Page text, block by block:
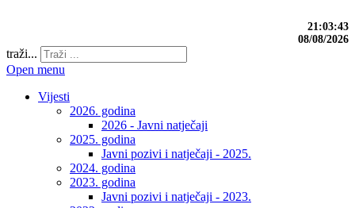
21:03:44
08/08/2026
traži...
Open menu
Vijesti
2026. godina
2026 - Javni natječaji
2025. godina
Javni pozivi i natječaji - 2025.
2024. godina
2023. godina
Javni pozivi i natječaji - 2023.